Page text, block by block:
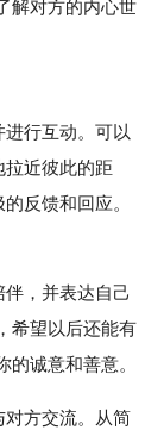
解对方的内心世
行互动。可以
近彼此的距
反馈和回应。
，并表达自己
希望以后还能有
诚意和善意。
方交流。从简